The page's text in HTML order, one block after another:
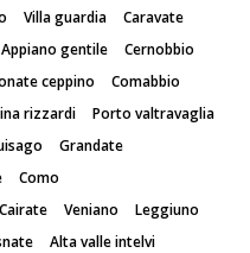
Villa guardia
Caravate
Appiano gentile
Cernobbio
ceppino
Comabbio
rizzardi
Porto valtravaglia
Grandate
Como
Cairate Veniano
Leggiuno
Alta valle intelvi